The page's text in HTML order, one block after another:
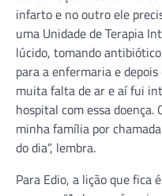
infarto e no outro ele
uma Unidade de Terapia
lúcido, tomando
para a enfermaria e
muita falta de ar e aí fui
hospital com essa doença.
minha família por
do dia”, lembra.
Para Edio, a lição que fica